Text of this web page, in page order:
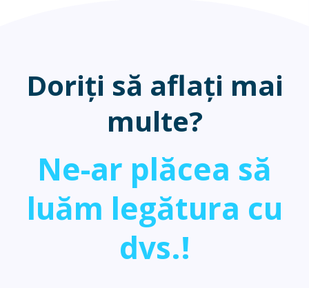
Doriți să aflați mai
multe?
Ne-ar plăcea să
luăm legătura cu
dvs.!